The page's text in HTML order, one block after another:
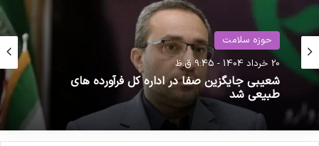
مصاحبه مشاور سندیکای تولید
کنندگان مواد دارویی، شیمیایی و
بسته بندی دارویی از روند تولید و
اقدامات دبیرخانه سندیکا در راستای
خدمت رسانی به تولید کنندگان مواد
دارویی و ملزومات بسته بندی دارویی
حوزه سلامت
20 خرداد 1404 - 9:45 ق.ظ
شعیبی جایگزین صفا در اداره کل فرآورده های
طبیعی شد
رویداد ها
27 آبان 1399 - 1:16 ب.ظ